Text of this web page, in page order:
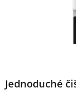
Jednoduché